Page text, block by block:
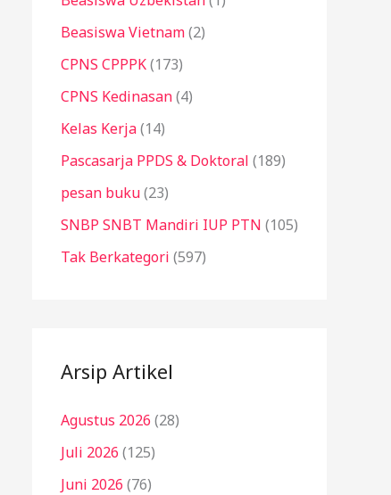
Beasiswa Vietnam(2)
CPNS CPPPK(173)
CPNS Kedinasan(4)
Kelas Kerja(14)
Pascasarja PPDS & Doktoral (189)
pesan buku(23)
SNBP SNBT Mandiri IUP PTN (105)
Tak Berkategori (597)
Arsip Artikel
Agustus 2026 (28)
Juli 2026 (125)
Juni 2026 (76)